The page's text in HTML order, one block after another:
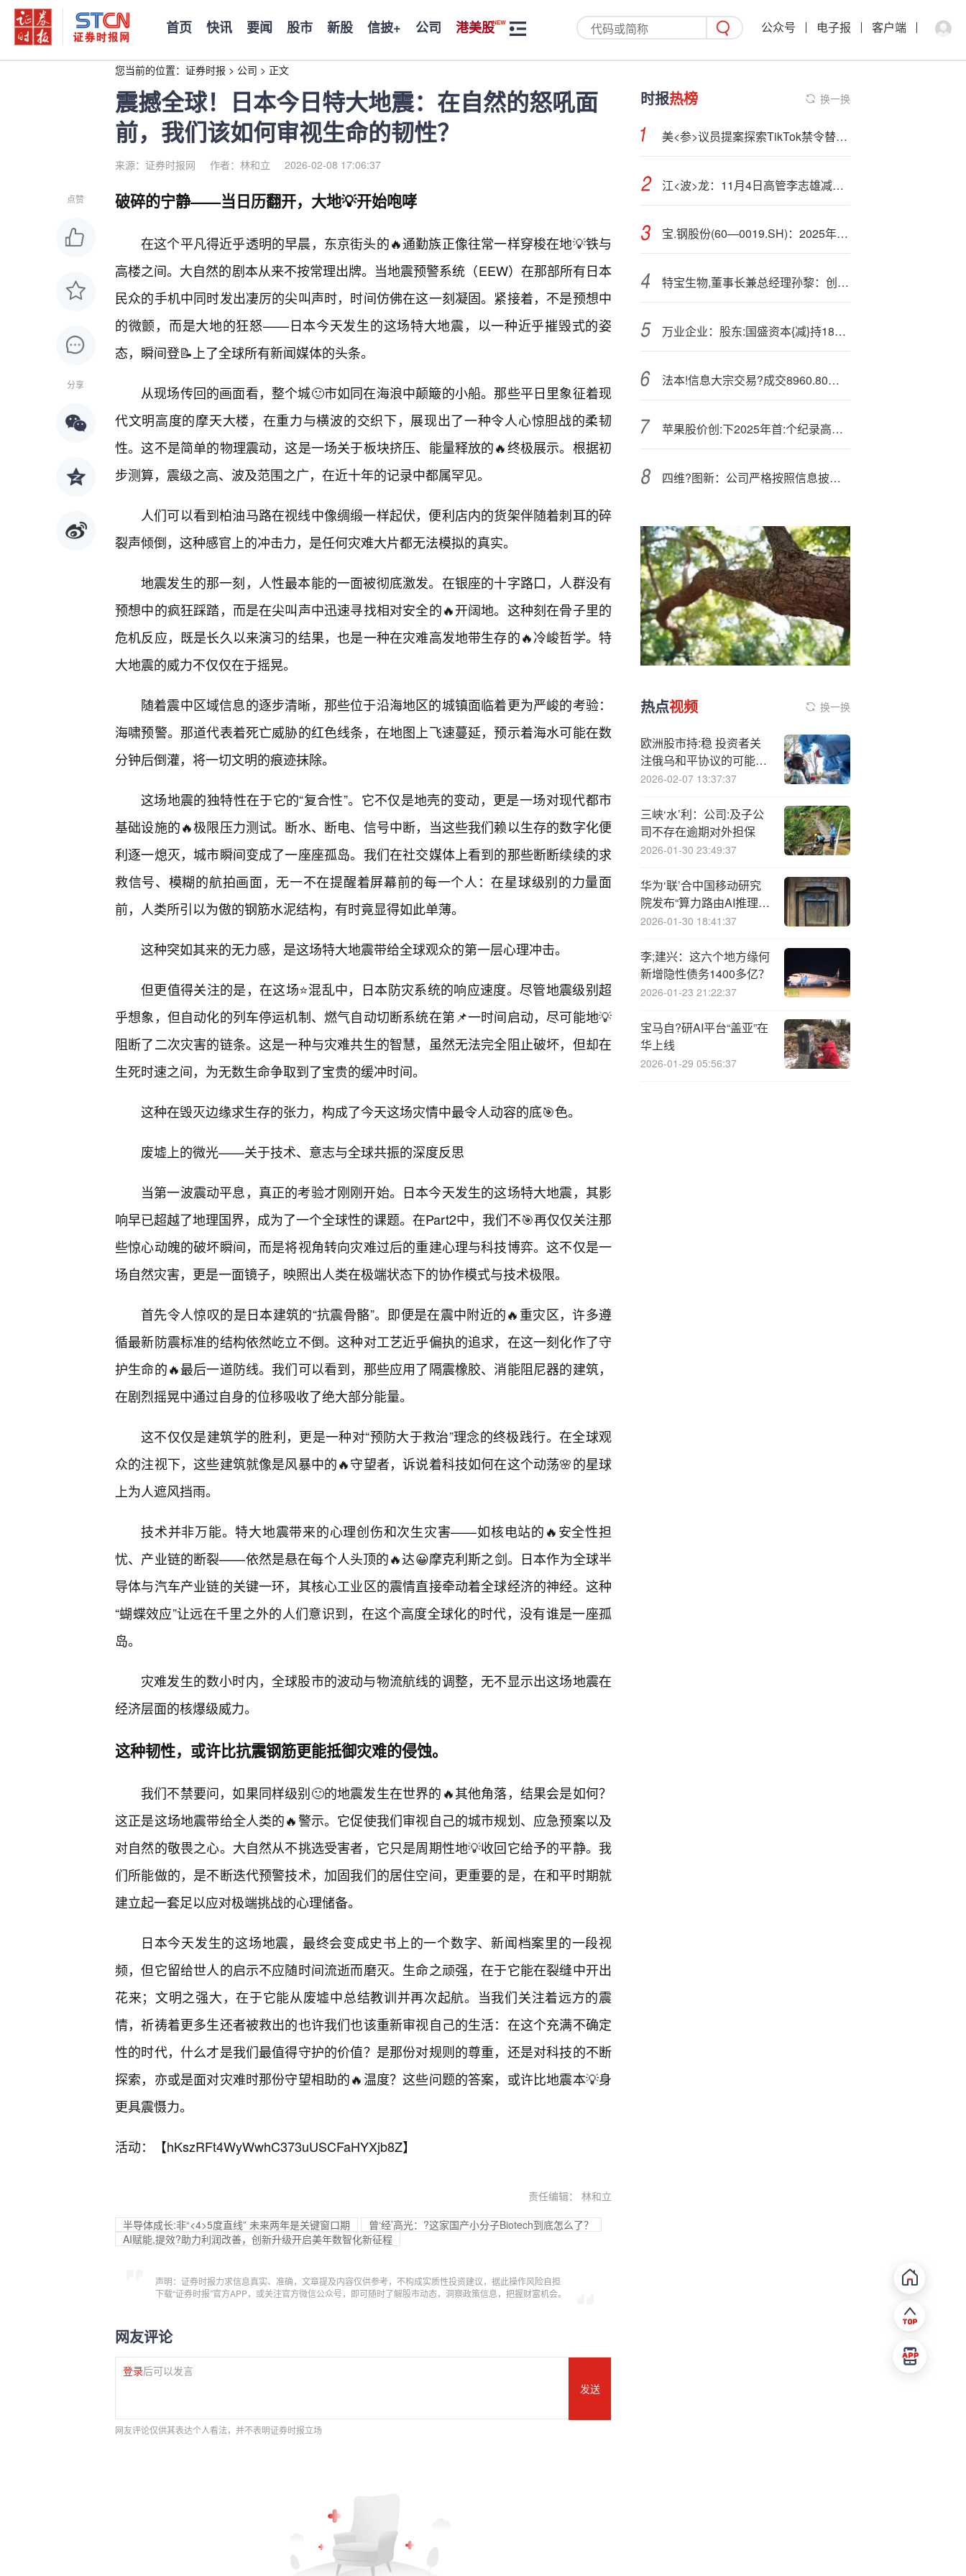
首页 快讯 要闻 股市 新股 信披+ 公司 港美股 公众号 电子报 客户端
您当前的位置： 证券时报 > 公司 > 正文
震撼全球！日本今日特大地震：在自然的怒吼面
前，我们该如何审视生命的韧性？
来源：证券时报网 作者：林和立 2026-02-08 17:06:37
点赞
分享
破碎的宁静——当日历翻开，大地💡开始咆哮
在这个平凡得近乎透明的早晨，东京街头的🔥通勤族正像往常一样穿梭在地💡铁与
高楼之间。大自然的剧本从来不按常理出牌。当地震预警系统（EEW）在那部所有日本
民众的手机中同时发出凄厉的尖叫声时，时间仿佛在这一刻凝固。紧接着，不是预想中
的微颤，而是大地的狂怒——日本今天发生的这场特大地震，以一种近乎摧毁式的姿
态，瞬间登📝上了全球所有新闻媒体的头条。
从现场传回的画面看，整个城🙂市如同在海浪中颠簸的小船。那些平日里象征着现
代文明高度的摩天大楼，在重力与横波的交织下，展现出了一种令人心惊胆战的柔韧
性。这不是简单的物理震动，这是一场关于板块挤压、能量释放的🔥终极展示。根据初
步测算，震级之高、波及范围之广，在近十年的记录中都属罕见。
人们可以看到柏油马路在视线中像绸缎一样起伏，便利店内的货架伴随着刺耳的碎
裂声倾倒，这种感官上的冲击力，是任何灾难大片都无法模拟的真实。
地震发生的那一刻，人性最本能的一面被彻底激发。在银座的十字路口，人群没有
预想中的疯狂踩踏，而是在尖叫声中迅速寻找相对安全的🔥开阔地。这种刻在骨子里的
危机反应，既是长久以来演习的结果，也是一种在灾难高发地带生存的🔥冷峻哲学。特
大地震的威力不仅仅在于摇晃。
随着震中区域信息的逐步清晰，那些位于沿海地区的城镇面临着更为严峻的考验：
海啸预警。那道代表着死亡威胁的红色线条，在地图上飞速蔓延，预示着海水可能在数
分钟后倒灌，将一切文明的痕迹抹除。
这场地震的独特性在于它的“复合性”。它不仅是地壳的变动，更是一场对现代都市
基础设施的🔥极限压力测试。断水、断电、信号中断，当这些我们赖以生存的数字化便
利逐一熄灭，城市瞬间变成了一座座孤岛。我们在社交媒体上看到的那些断断续续的求
救信号、模糊的航拍画面，无一不在提醒着屏幕前的每一个人：在星球级别的力量面
前，人类所引以为傲的钢筋水泥结构，有时竟显得如此单薄。
这种突如其来的无力感，是这场特大地震带给全球观众的第一层心理冲击。
但更值得关注的是，在这场⭐混乱中，日本防灾系统的响应速度。尽管地震级别超
乎想象，但自动化的列车停运机制、燃气自动切断系统在第📌一时间启动，尽可能地💡
阻断了二次灾害的链条。这是一种与灾难共生的智慧，虽然无法完全阻止破坏，但却在
生死时速之间，为无数生命争取到了宝贵的缓冲时间。
这种在毁灭边缘求生存的张力，构成了今天这场灾情中最令人动容的底🎯色。
废墟上的微光——关于技术、意志与全球共振的深度反思
当第一波震动平息，真正的考验才刚刚开始。日本今天发生的这场特大地震，其影
响早已超越了地理国界，成为了一个全球性的课题。在Part2中，我们不🎯再仅仅关注那
些惊心动魄的破坏瞬间，而是将视角转向灾难过后的重建心理与科技博弈。这不仅是一
场自然灾害，更是一面镜子，映照出人类在极端状态下的协作模式与技术极限。
首先令人惊叹的是日本建筑的“抗震骨骼”。即便是在震中附近的🔥重灾区，许多遵
循最新防震标准的结构依然屹立不倒。这种对工艺近乎偏执的追求，在这一刻化作了守
护生命的🔥最后一道防线。我们可以看到，那些应用了隔震橡胶、消能阻尼器的建筑，
在剧烈摇晃中通过自身的位移吸收了绝大部分能量。
这不仅仅是建筑学的胜利，更是一种对“预防大于救治”理念的终极践行。在全球观
众的注视下，这些建筑就像是风暴中的🔥守望者，诉说着科技如何在这个动荡🌸的星球
上为人遮风挡雨。
技术并非万能。特大地震带来的心理创伤和次生灾害——如核电站的🔥安全性担
忧、产业链的断裂——依然是悬在每个人头顶的🔥达😀摩克利斯之剑。日本作为全球半
导体与汽车产业链的关键一环，其核心工业区的震情直接牵动着全球经济的神经。这种
“蝴蝶效应”让远在千里之外的人们意识到，在这个高度全球化的时代，没有谁是一座孤
岛。
灾难发生的数小时内，全球股市的波动与物流航线的调整，无不显示出这场地震在
经济层面的核爆级威力。
这种韧性，或许比抗震钢筋更能抵御灾难的侵蚀。
我们不禁要问，如果同样级别🙂的地震发生在世界的🔥其他角落，结果会是如何？
这正是这场地震带给全人类的🔥警示。它促使我们审视自己的城市规划、应急预案以及
对自然的敬畏之心。大自然从不挑选受害者，它只是周期性地💡收回它给予的平静。我
们所能做的，是不断迭代预警技术，加固我们的居住空间，更重要的是，在和平时期就
建立起一套足以应对极端挑战的心理储备。
日本今天发生的这场地震，最终会变成史书上的一个数字、新闻档案里的一段视
频，但它留给世人的启示不应随时间流逝而磨灭。生命之顽强，在于它能在裂缝中开出
花来；文明之强大，在于它能从废墟中总结教训并再次起航。当我们关注着远方的震
情，祈祷着更多生还者被救出的也许我们也该重新审视自己的生活：在这个充满不确定
性的时代，什么才是我们最值得守护的价值？是那份对规则的尊重，还是对科技的不断
探索，亦或是面对灾难时那份守望相助的🔥温度？这些问题的答案，或许比地震本💡身
更具震慑力。
活动：【hKszRFt4WyWwhC373uUSCFaHYXjb8Z】
责任编辑： 林和立
半导体成长:非“<4>5度直线” 未来两年是关键窗口期
曾‘经’高光：?这家国产小分子Biotech到底怎么了？
AI赋能,提效?助力利润改善，创新升级开启美年数智化新征程
声明：证券时报力求信息真实、准确，文章提及内容仅供参考，不构成实质性投资建议，据此操作风险自担
下载“证券时报”官方APP，或关注官方微信公众号，即可随时了解股市动态，洞察政策信息，把握财富机会。
网友评论
登录后可以发言
发送
网友评论仅供其表达个人看法，并不表明证券时报立场
时报热榜 换一换
美<参>议员提案探索TikTok禁令替代方案
江<波>龙：11月4日高管李志雄减持股份合计10万股
宝.钢股份(60—0019.SH)：2025年三季报净利润为79.59亿元、同比较去年同期上涨35.32%
特宝生物,董事长兼总经理孙黎：创新永不止步，生物医药没有“老本”可吃丨我在“十四五”这五年 上市公司在行动
万业企业：股东:国盛资本{减}持186.12万股，减持计划实施完毕
法本!信息大宗交易?成交8960.80万元
苹果股价创:下2025年首:个纪录高点 受iPhone新机需求强劲推动
四维?图新：公司严格按照信息披露相关规定履行信息披露义务
热点视频 换一换
欧洲股市持:稳 投资者关
注俄乌和平协议的可能性
及英伟达业绩
2026-02-07 13:37:37
三峡‘水’利：公司:及子公
司不存在逾期对外担保
2026-01-30 23:49:37
华为‘联’合中国移动研究
院发布“算力路由AI推理及
视联网应用样板”
2026-01-30 18:41:37
李;建兴：这六个地方缘何
新增隐性债务1400多亿？
2026-01-23 21:22:37
宝马自?研AI平台“盖亚”在
华上线
2026-01-29 05:56:37